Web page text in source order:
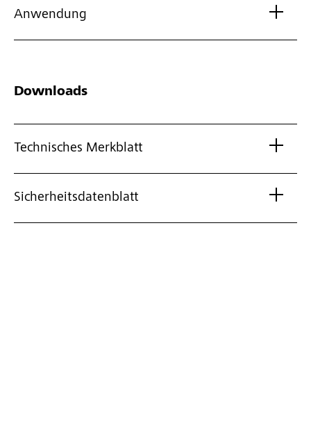
Anwendung
Downloads
Technisches Merkblatt
Sicherheitsdatenblatt